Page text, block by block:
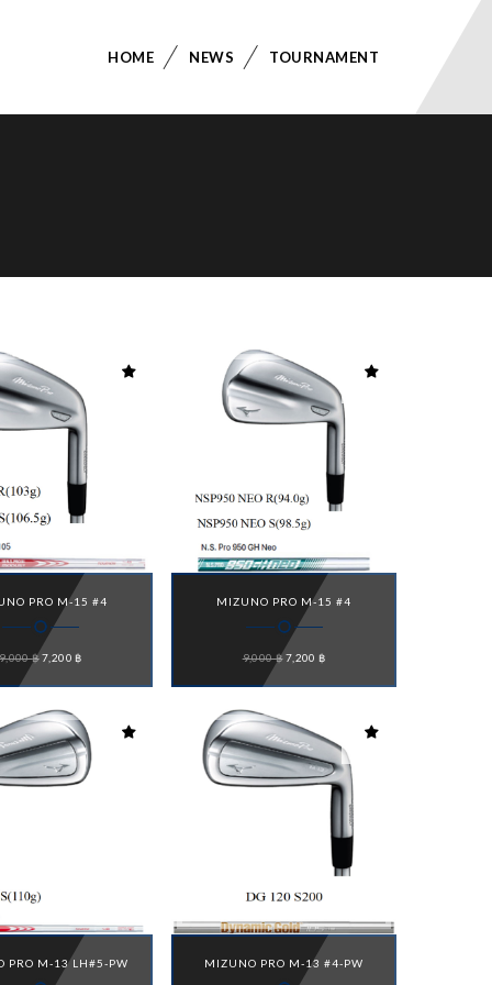
HOME NEWS TOURNAMENT
PRO M-15 #4
9,000฿Original
price
was:
9,000 ฿.
7,200฿Current
price
7,200 ฿.
MIZUNO PRO M-15 #4
9,000฿ Original
price
9,000 ฿.
7,200฿Current
price
7,200 ฿.
PRO M-13 LH#5-PW MIZUNO PRO M-13 #4-PW